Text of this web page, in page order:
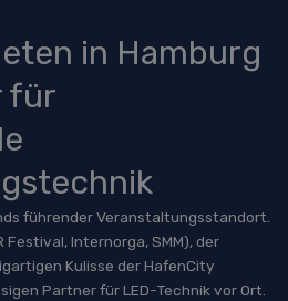
in Hamburg
für
führender Veranstaltungsstandort.
Festival, Internorga, SMM), der
Kulisse der HafenCity
Partner für LED-Technik vor Ort.